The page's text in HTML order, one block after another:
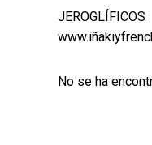
JEROGLÍFICOS
No se ha